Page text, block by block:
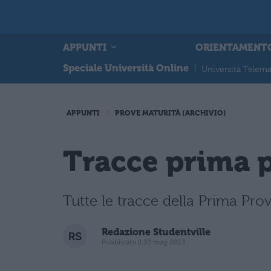
APPUNTI
Speciale Università Online
Università
APPUNTI PROVE MATURITÀ (ARCHIVIO)
Tracce prima
Tutte le tracce della Prima
Redazione Studentville
Pubblicato il 30 mag 2013